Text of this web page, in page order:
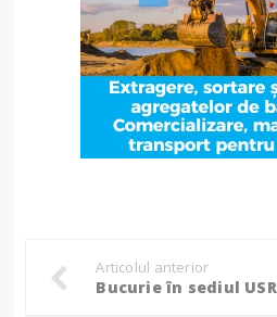
Articolul anterior